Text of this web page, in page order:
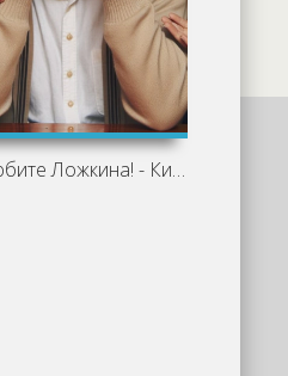
Разлюбите Ложкина! - Кир Булычев